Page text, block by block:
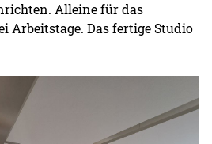
Alleine für das
Arbeitstage. Das fertige Studio